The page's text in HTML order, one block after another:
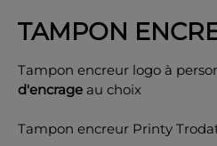
TAMPON
Tampon encreur logo à
d'encrage au choix
Tampon encreur Printy